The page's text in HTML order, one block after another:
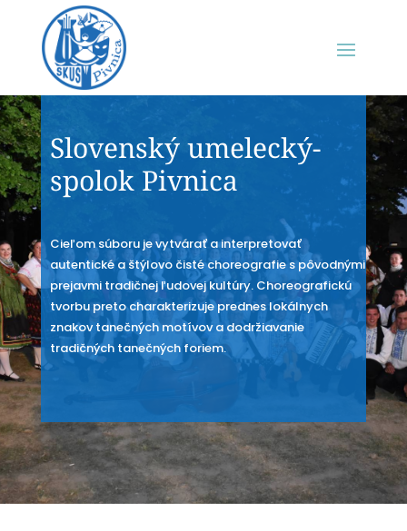
Slovenský umelecký-
spolok Pivnica
Cieľom súboru je vytvárať a interpretovať
autentické a štýlovo čisté choreografie s pôvodnými
prejavmi tradičnej ľudovej kultúry. Choreografickú
tvorbu preto charakterizuje prednes lokálnych
znakov tanečných motívov a dodržiavanie
tradičných tanečných foriem.